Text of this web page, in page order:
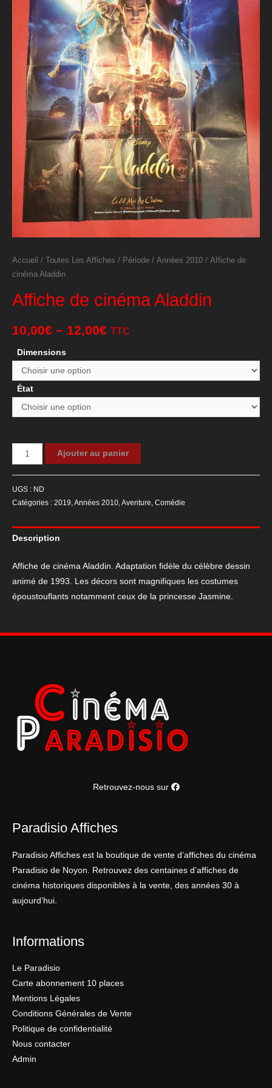
Accueil / Toutes Les Affiches / Période / Années 2010 / Affiche de
cinéma Aladdin
Affiche de cinéma Aladdin
10,00€ – 12,00€ TTC
Dimensions
État
quantité
de
Aladdin
Ajouter au panier
UGS : ND
Catégories : 2019,Années 2010,Aventure, Comédie
Description
Affiche de cinéma Aladdin. Adaptation fidèle du célèbre dessin
animé de 1993. Les décors sont magnifiques les costumes
époustouflants notamment ceux de la princesse Jasmine.
Retrouvez-nous sur
Paradisio Affiches
Paradisio Affiches est la boutique de vente d’affiches du cinéma
Paradisio de Noyon. Retrouvez des centaines d’affiches de
cinéma historiques disponibles à la vente, des années 30 à
aujourd’hui.
Informations
Le Paradisio
Carte abonnement 10 places
Mentions Légales
Conditions Générales de Vente
Politique de confidentialité
Nous contacter
Admin